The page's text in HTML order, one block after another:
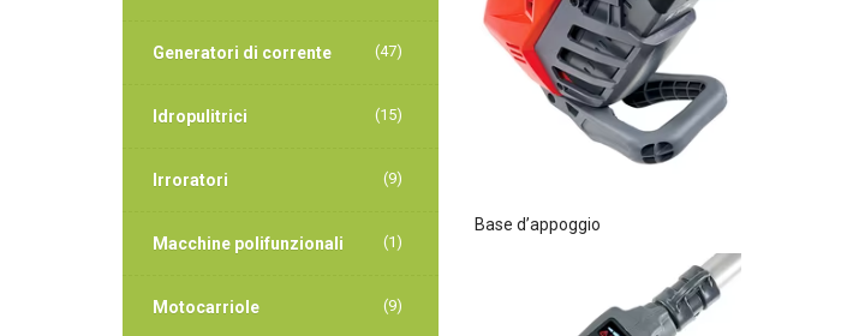
Base d’appoggio
Generatori di corrente (47)
Idropulitrici (15)
Irroratori (9)
Macchine polifunzionali (1)
Motocarriole (9)